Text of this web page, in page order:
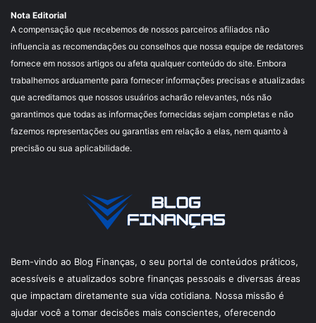
Nota Editorial
A compensação que recebemos de nossos parceiros afiliados não
influencia as recomendações ou conselhos que nossa equipe de redatores
fornece em nossos artigos ou afeta qualquer conteúdo do site. Embora
trabalhemos arduamente para fornecer informações precisas e atualizadas
que acreditamos que nossos usuários acharão relevantes, nós não
garantimos que todas as informações fornecidas sejam completas e não
fazemos representações ou garantias em relação a elas, nem quanto à
precisão ou sua aplicabilidade.
Bem-vindo ao Blog Finanças, o seu portal de conteúdos práticos,
acessíveis e atualizados sobre finanças pessoais e diversas áreas
que impactam diretamente sua vida cotidiana. Nossa missão é
ajudar você a tomar decisões mais conscientes, oferecendo